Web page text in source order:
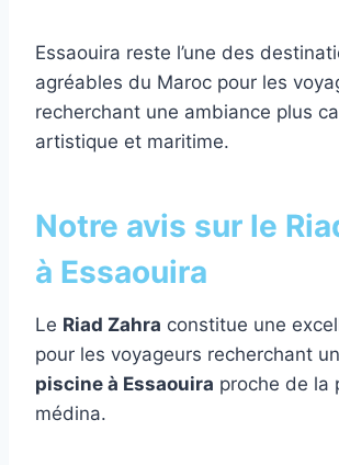
Essaouira reste l’une des
agréables du Maroc pour les
recherchant une ambiance plus
artistique et maritime.
Notre avis sur le
à Essaouira
Le Riad Zahra constitue une
pour les voyageurs recherchant un
piscine à Essaouira proche de la
médina.